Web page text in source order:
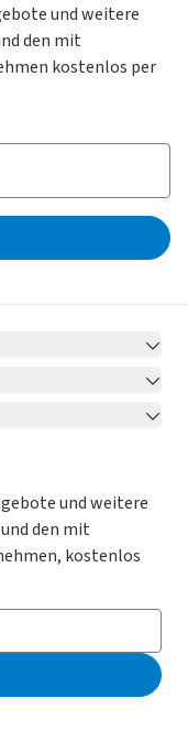
und weitere
den mit
kostenlos per
und weitere
den mit
kostenlos